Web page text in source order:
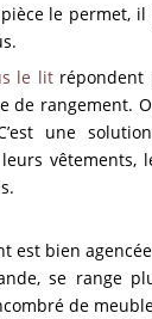
le permet,
le litrépondent
rangement.
une
vêtements,
est bien
se range
de